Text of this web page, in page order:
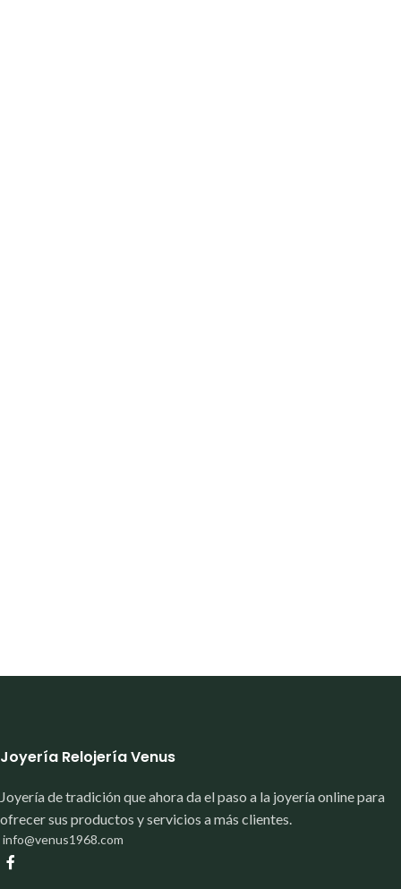
Joyería Relojería Venus
Joyería de tradición que ahora da el paso a la joyería online para
ofrecer sus productos y servicios a más clientes.
info@venus1968.com